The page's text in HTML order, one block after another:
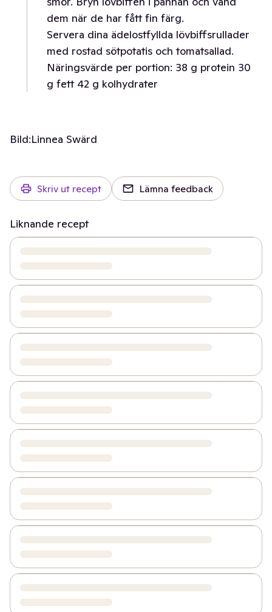
dem när de har fått fin färg.
Servera dina ädelostfyllda lövbiffsrullader
med rostad sötpotatis och tomatsallad.
Näringsvärde per portion: 38 g protein 30
g fett 42 g kolhydrater
Bild:Linnea Swärd
Skriv ut recept Lämna feedback
Liknande recept